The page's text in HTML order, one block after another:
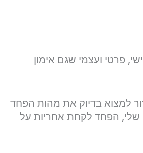
פרטי ועצמי שגם אימון
למצוא בדיוק את מהות הפחד
הפחד לקחת אחריות על